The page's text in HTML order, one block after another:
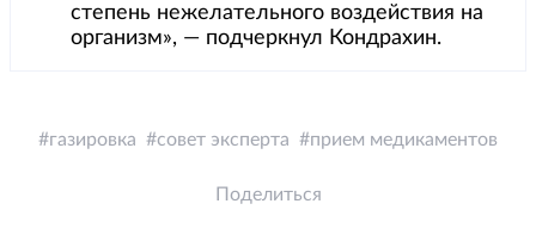
степень нежелательного воздействия на
организм», — подчеркнул Кондрахин.
газировка совет эксперта прием медикаментов
Поделиться